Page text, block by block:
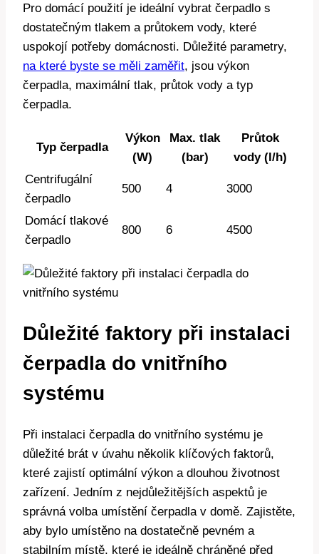
Pro domácí použití je ideální vybrat čerpadlo s
dostatečným tlakem a průtokem vody, které
uspokojí potřeby domácnosti. Důležité parametry,
na které byste se měli zaměřit, jsou výkon
čerpadla, maximální tlak, průtok vody a typ
čerpadla.
Typ čerpadla
Výkon
(W)
Max. tlak
(bar)
Průtok
vody (l/h)
Centrifugální
čerpadlo
500 4 3000
Domácí tlakové
čerpadlo
800 6 4500
Důležité faktory při instalaci
čerpadla do vnitřního
systému
Při instalaci čerpadla do vnitřního systému je
důležité brát v úvahu několik klíčových faktorů,
které zajistí optimální výkon a dlouhou životnost
zařízení. Jedním z nejdůležitějších aspektů je
správná volba umístění čerpadla v domě. Zajistěte,
aby bylo umístěno na dostatečně pevném a
stabilním místě, které je ideálně chráněné před